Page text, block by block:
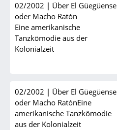
02/2002 | Über El Güegüense
oder Macho Ratón
Eine amerikanische
Tanzkömodie aus der
Kolonialzeit
02/2002 | Über El Güegüense
oder Macho RatónEine
amerikanische Tanzkömodie
aus der Kolonialzeit